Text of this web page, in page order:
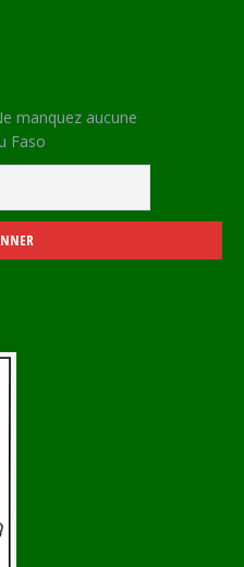
manquez aucune
Faso